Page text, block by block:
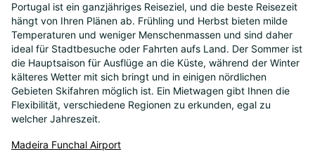
Portugal ist ein ganzjähriges Reiseziel, und die beste Reisezeit
hängt von Ihren Plänen ab. Frühling und Herbst bieten milde
Temperaturen und weniger Menschenmassen und sind daher
ideal für Stadtbesuche oder Fahrten aufs Land. Der Sommer ist
die Hauptsaison für Ausflüge an die Küste, während der Winter
kälteres Wetter mit sich bringt und in einigen nördlichen
Gebieten Skifahren möglich ist. Ein Mietwagen gibt Ihnen die
Flexibilität, verschiedene Regionen zu erkunden, egal zu
welcher Jahreszeit.
Madeira Funchal Airport